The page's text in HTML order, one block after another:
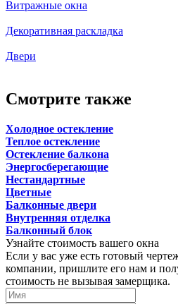
Витражные окна
Декоративная раскладка
Двери
Смотрите также
Холодное остекление
Теплое остекление
Остекление балкона
Энергосберегающие
Нестандартные
Цветные
Балконные двери
Внутренняя отделка
Балконный блок
Узнайте стоимость вашего окна
Если у вас уже есть готовый
компании, пришлите его нам и
стоимость не вызывая замерщика.